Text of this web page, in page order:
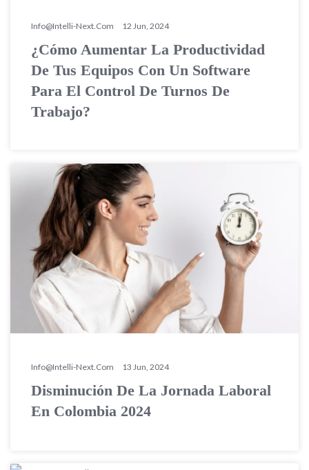
Info@intelli-Next.com 12 Jun, 2024
¿Cómo Aumentar La Productividad
De Tus Equipos Con Un Software
Para El Control De Turnos De
Trabajo?
Info@intelli-Next.com 13 Jun, 2024
Disminución De La Jornada Laboral
En Colombia 2024